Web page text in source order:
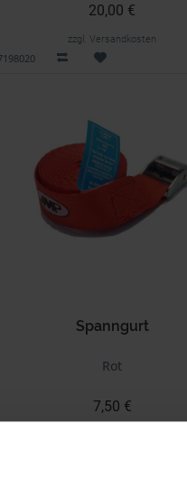
20,00 €
zzgl. Versandkosten
Spanngurt
Rot
7,50 €